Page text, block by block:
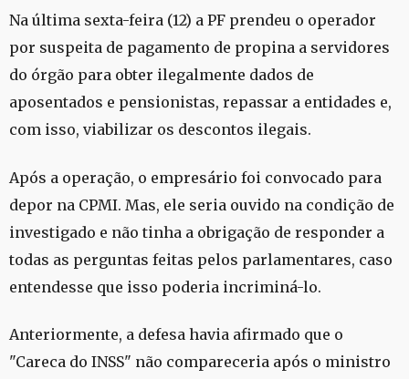
Na última sexta-feira (12) a PF prendeu o operador
por suspeita de pagamento de propina a servidores
do órgão para obter ilegalmente dados de
aposentados e pensionistas, repassar a entidades e,
com isso, viabilizar os descontos ilegais.
Após a operação, o empresário foi convocado para
depor na CPMI. Mas, ele seria ouvido na condição de
investigado e não tinha a obrigação de responder a
todas as perguntas feitas pelos parlamentares, caso
entendesse que isso poderia incriminá-lo.
Anteriormente, a defesa havia afirmado que o
"Careca do INSS" não compareceria após o ministro